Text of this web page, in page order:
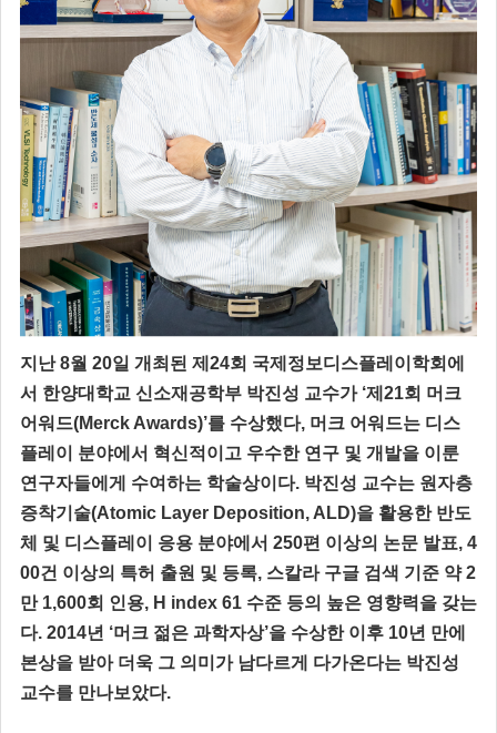
지난 8월 20일 개최된 제24회 국제정보디스플레이학회에
서 한양대학교 신소재공학부 박진성 교수가 ‘제21회 머크
어워드(Merck Awards)’를 수상했다, 머크 어워드는 디스
플레이 분야에서 혁신적이고 우수한 연구 및 개발을 이룬
연구자들에게 수여하는 학술상이다. 박진성 교수는 원자층
증착기술(Atomic Layer Deposition, ALD)을 활용한 반도
체 및 디스플레이 응용 분야에서 250편 이상의 논문 발표, 4
00건 이상의 특허 출원 및 등록, 스칼라 구글 검색 기준 약 2
만 1,600회 인용, H index 61 수준 등의 높은 영향력을 갖는
다. 2014년 ‘머크 젊은 과학자상’을 수상한 이후 10년 만에
본상을 받아 더욱 그 의미가 남다르게 다가온다는 박진성
교수를 만나보았다.